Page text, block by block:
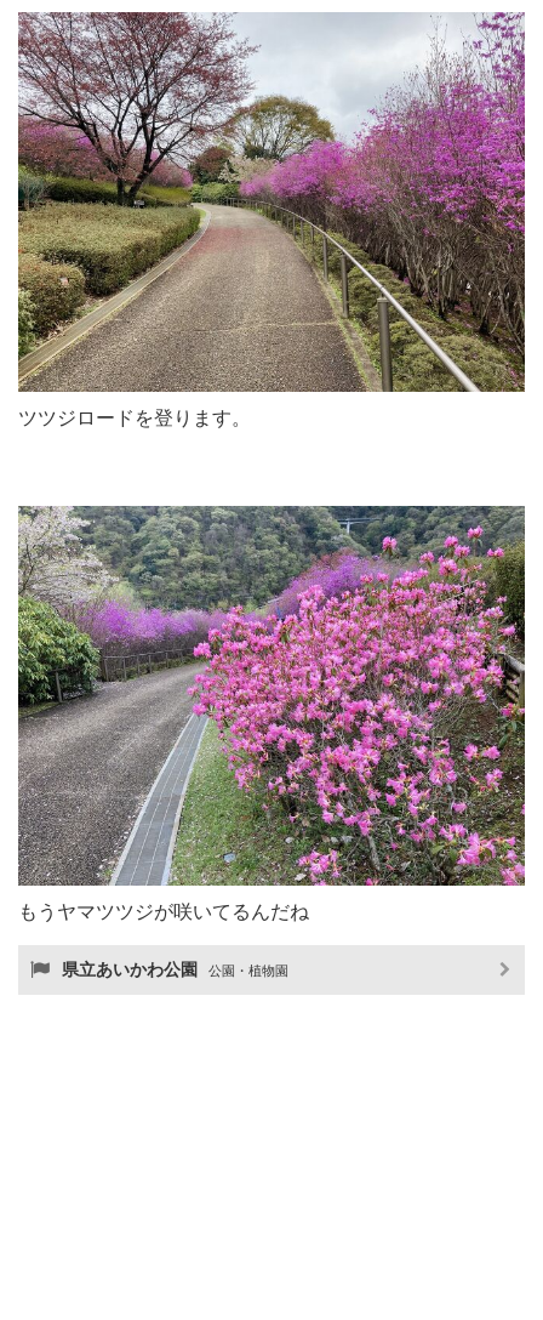
ツツジロードを登ります。
もうヤマツツジが咲いてるんだね
県立あいかわ公園 公園・植物園